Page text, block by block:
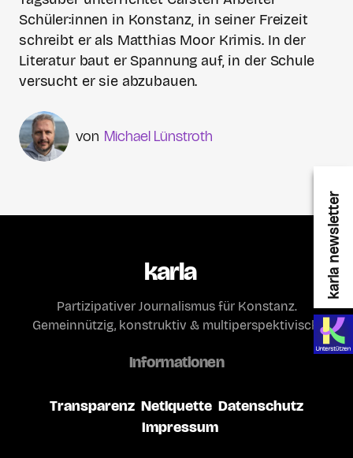
karla newsletter
Schüler:innen in Konstanz, in seiner Freizeit
schreibt er als Matthias Moor Krimis. In der
Literatur baut er Spannung auf, in der Schule
versucht er sie abzubauen.
Michael Lünstroth
karla
Partizipativer Journalismus für Konstanz.
Gemeinnützig, konstruktiv & multiperspektivisch.
Informationen
Transparenz Netiquette Datenschutz
Impressum